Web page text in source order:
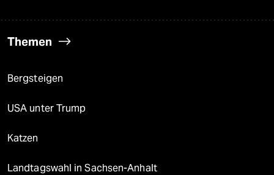
Themen
Bergsteigen
USA unter Trump
Katzen
Landtagswahl in Sachsen-Anhalt